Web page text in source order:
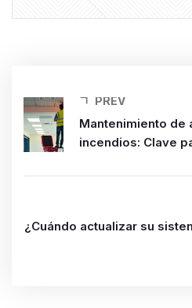
PREV
Mantenimiento de
incendios: Clave
¿Cuándo actualizar su